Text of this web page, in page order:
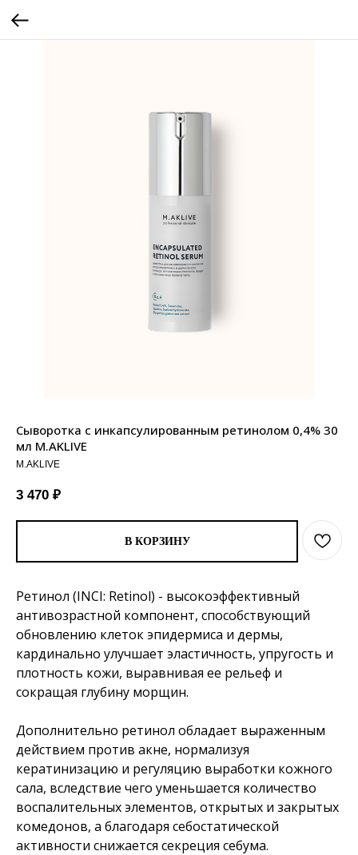
Сыворотка с инкапсулированным ретинолом 0,4% 30
мл M.AKLIVE
M.AKLIVE
3 470 ₽
В КОРЗИНУ
Ретинол (INCI: Retinol) - высокоэффективный
антивозрастной компонент, способствующий
обновлению клеток эпидермиса и дермы,
кардинально улучшает эластичность, упругость и
плотность кожи, выравнивая ее рельеф и
сокращая глубину морщин.
Дополнительно ретинол обладает выраженным
действием против акне, нормализуя
кератинизацию и регуляцию выработки кожного
сала, вследствие чего уменьшается количество
воспалительных элементов, открытых и закрытых
комедонов, а благодаря себостатической
активности снижается секреция себума.